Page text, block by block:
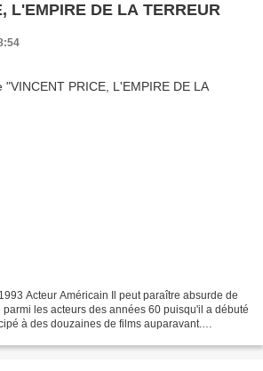
L'EMPIRE DE LA TERREUR
Acteur Américain Il peut paraître absurde de
les acteurs des années 60 puisqu'il a débuté
à des douzaines de films auparavant.